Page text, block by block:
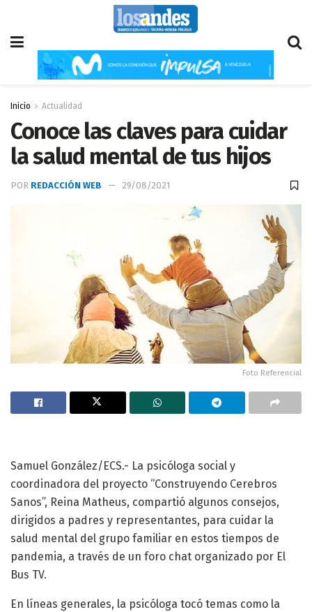
Inicio Actualidad
Conoce las claves para cuidar
la salud mental de tus hijos
POR REDACCIÓN WEB 29/08/2021
Foto Referencial
Samuel González/ECS.- La psicóloga social y
coordinadora del proyecto “Construyendo Cerebros
Sanos”, Reina Matheus, compartió algunos consejos,
dirigidos a padres y representantes, para cuidar la
salud mental del grupo familiar en estos tiempos de
pandemia, a través de un foro chat organizado por El
Bus TV.
En líneas generales, la psicóloga tocó temas como la